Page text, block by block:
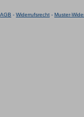
AGB - Widerrufsrecht - Muster-